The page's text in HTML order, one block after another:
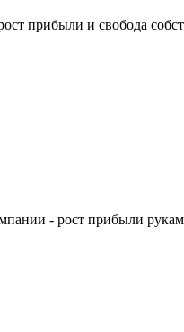
прибыли и свобода
- рост прибыли